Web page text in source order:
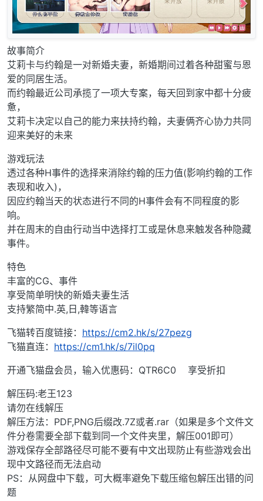
故事简介
艾莉卡与约翰是一对新婚夫妻，新婚期间过着各种甜蜜与恩
爱的同居生活。
而约翰最近公司承揽了一项大专案，每天回到家中都十分疲
惫，
艾莉卡决定以自己的能力来扶持约翰，夫妻俩齐心协力共同
迎来美好的未来
游戏玩法
透过各种H事件的选择来消除约翰的压力值(影响约翰的工作
表现和收入)，
因应约翰当天的状态进行不同的H事件会有不同程度的影
响。
并在周末的自由行动当中选择打工或是休息来触发各种隐藏
事件。
特色
丰富的CG、事件
享受简单明快的新婚夫妻生活
支持繁简中.英,日,韓等语言
飞猫转百度链接： https://cm2.hk/s/27pezg
飞猫直连： https://cm1.hk/s/7il0pq
开通飞猫盘会员，输入优惠码：QTR6C0 享受折扣
解压码:老王123
请勿在线解压
解压方法：PDF,PNG后缀改.7Z或者.rar（如果是多个文件文
件分卷需要全部下载到同一个文件夹里，解压001即可）
游戏保存全部路径尽可能不要有中文出现防止有些游戏会出
现中文路径而无法启动
PS：从网盘中下载，可大概率避免下载压缩包解压出错的问
题